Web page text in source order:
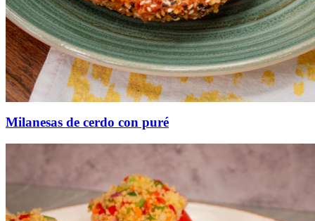
Milanesas de cerdo con puré